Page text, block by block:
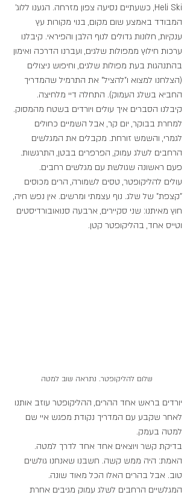
Heli Ski, כשעתיים נסיעה צפון מזרחה. הגענו ללוג'
המבודד באמצע שום מקום, בנוי מקורות עץ
ענקיות, חלונות גדולים לנוף הלבן והפיראי. קיבלנו
ערכות חילוץ ממפולות שלגים, ועברנו הדרכה ואימון
בהתנהגות בעת מפולות שלגים, וחיפוש ניצולים
(הצלחנו למצוא ו"להציל" את התרמיל שהמדריך
החביא בשלג העמוק). התחלה דיי מלחיצה.
קיבלנו הסברים איך עולים ויורדים בשטח מהמסוק.
למחרת בבוקר, יום קר, אבל השמיים כחולים
לגמרי, והשמש זורחת. מקבלים את המגלשים
הרחבים לשלג עמוק, הפרפרים בבטן, התרגשות.
פעם ראשונה שגולשת עם מגלשים רחבים.
עולים להליקופטר, טסים לשמורה, הרים מכוסים
"קצפת" של שלג. נוף עצמתי ומרשים. אין נפש חיה,
חוץ מאיתנו: שני סקיירים, ארבעה סנואובורדיסטים
וטייס אחד, בהליקופטר קטן.
שלום להליקופטר. נתראה שוב למטה
יורדים בראש אחד ההרים, ההליקופטר עוזב אותנו
לאחר שקבע עם המדריך נקודת מפגש איי שם
למטה בעמק.
בדיקת קשר ויוצאים אחד אחד לדרך למטה.
האמת: היה ממש קשה. חשבנו שאנחנו גולשים
טוב. אבל בהרים האלו הכל מאוד שונה.
המגלשיים הרחבים לשלג עמוק מגיבים אחרת